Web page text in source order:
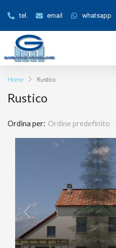
tel. email whatsapp
Home Rustico
Rustico
Ordina per: Ordine predefinito